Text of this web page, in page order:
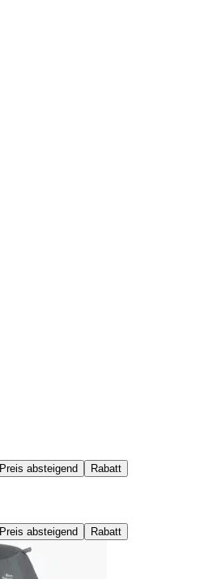
Preis absteigend Rabatt
Preis absteigend Rabatt